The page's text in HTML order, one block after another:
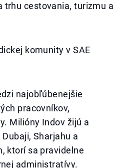
trhu cestovania, turizmu a
komunity v SAE
najobľúbenejšie
pracovníkov,
Milióny Indov žijú a
Sharjahu a
ktorí sa pravidelne
administratívy.